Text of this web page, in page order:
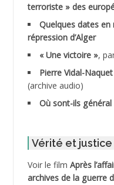
ADDALA Boualem*
ADDANE
ADDECHE Rachid
ADELIOUAT Vve AIT
ADJANI Khaled
terroriste » des
Quelques dates
répression d’Alger
« Une victoire »,
Pierre Vidal-
(archive audio)
Où sont-ils général
Vérité et justice
Voir le film Après
archives de la guerre